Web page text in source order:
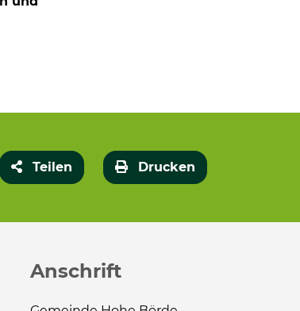
Teilen Drucken
Anschrift